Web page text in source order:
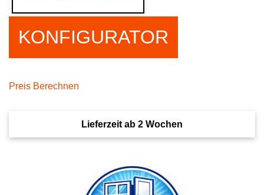
KONFIGURATOR
Preis Berechnen
Lieferzeit ab 2 Wochen